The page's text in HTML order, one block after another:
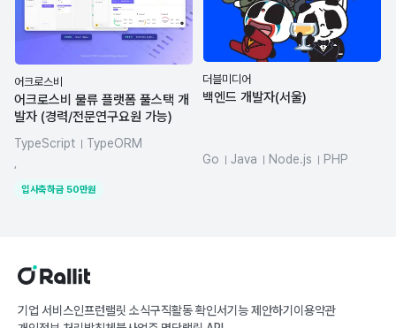
어크로스비
어크로스비 물류 플랫폼 풀스택 개
발자 (경력/전문연구요원 가능)
TypeScript
TypeORM
입사축하금 50만원
더블미디어
백엔드 개발자(서울)
Go Java Node.js
PHP
기업 서비스인프런랠릿 소식구직활동 확인서기능 제안하기 이용약관